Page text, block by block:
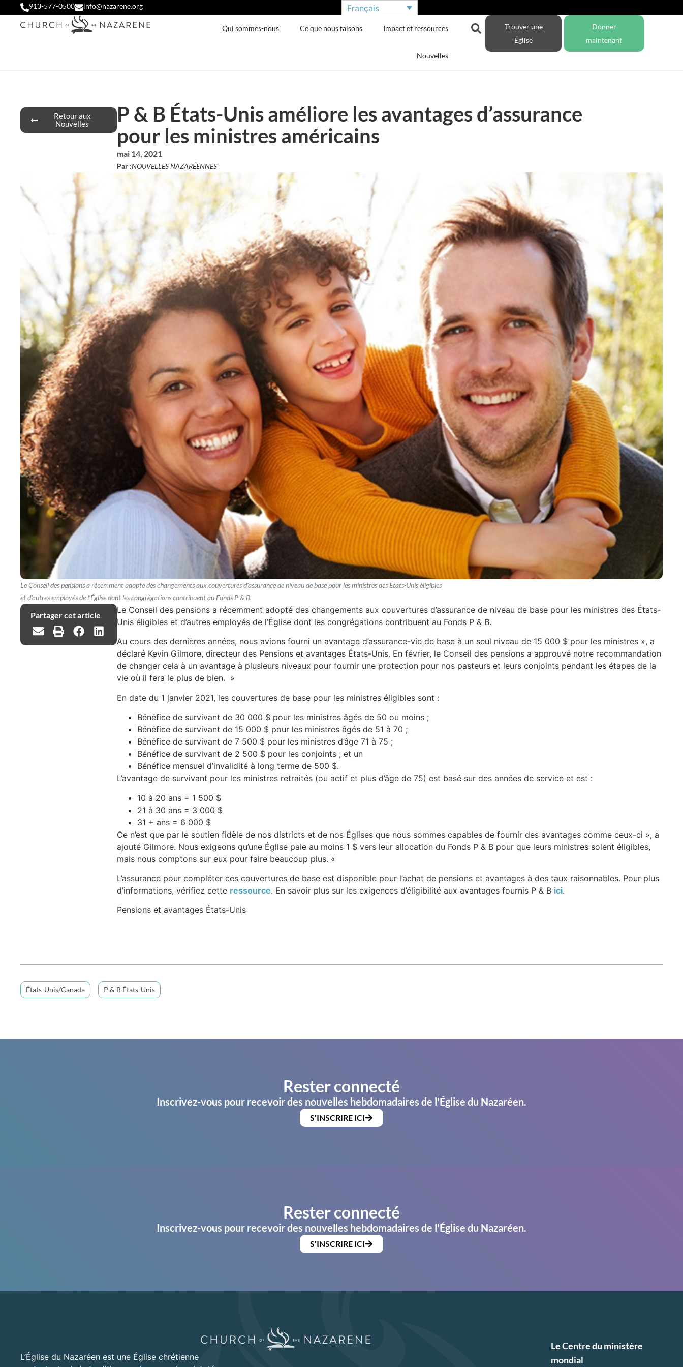
913-577-0500 info@nazarene.org Français
Qui sommes-nous Ce que nous faisons Impact et ressources
Nouvelles
Trouver une
Église
Donner
maintenant
Retour aux
Nouvelles
P & B États-Unis améliore les avantages d’assurance
pour les ministres américains
mai 14, 2021
Par :NOUVELLES NAZARÉENNES
Le Conseil des pensions a récemment adopté des changements aux couvertures d'assurance de niveau de base pour les ministres des États-Unis éligibles
et d'autres employés de l'Église dont les congrégations contribuent au Fonds P & B.
Partager cet article
Le Conseil des pensions a récemment adopté des changements aux couvertures d’assurance de niveau de base pour les ministres des États-
Unis éligibles et d’autres employés de l’Église dont les congrégations contribuent au Fonds P & B.
Au cours des dernières années, nous avions fourni un avantage d’assurance-vie de base à un seul niveau de 15 000 $ pour les ministres », a
déclaré Kevin Gilmore, directeur des Pensions et avantages États-Unis. En février, le Conseil des pensions a approuvé notre recommandation
de changer cela à un avantage à plusieurs niveaux pour fournir une protection pour nos pasteurs et leurs conjoints pendant les étapes de la
vie où il fera le plus de bien. »
En date du 1 janvier 2021, les couvertures de base pour les ministres éligibles sont :
Bénéfice de survivant de 30 000 $ pour les ministres âgés de 50 ou moins ;
Bénéfice de survivant de 15 000 $ pour les ministres âgés de 51 à 70 ;
Bénéfice de survivant de 7 500 $ pour les ministres d’âge 71 à 75 ;
Bénéfice de survivant de 2 500 $ pour les conjoints ; et un
Bénéfice mensuel d’invalidité à long terme de 500 $.
L’avantage de survivant pour les ministres retraités (ou actif et plus d’âge de 75) est basé sur des années de service et est :
10 à 20 ans = 1 500 $
21 à 30 ans = 3 000 $
31 + ans = 6 000 $
Ce n’est que par le soutien fidèle de nos districts et de nos Églises que nous sommes capables de fournir des avantages comme ceux-ci », a
ajouté Gilmore. Nous exigeons qu’une Église paie au moins 1 $ vers leur allocation du Fonds P & B pour que leurs ministres soient éligibles,
mais nous comptons sur eux pour faire beaucoup plus. «
L’assurance pour compléter ces couvertures de base est disponible pour l’achat de pensions et avantages à des taux raisonnables. Pour plus
d’informations, vérifiez cette ressource. En savoir plus sur les exigences d’éligibilité aux avantages fournis P & B ici.
Pensions et avantages États-Unis
États-Unis/Canada P & B États-Unis
Rester connecté
Inscrivez-vous pour recevoir des nouvelles hebdomadaires de l'Église du Nazaréen.
S'INSCRIRE ICI
Rester connecté
Inscrivez-vous pour recevoir des nouvelles hebdomadaires de l'Église du Nazaréen.
S'INSCRIRE ICI
L’Église du Nazaréen est une Église chrétienne
Le Centre du ministère
mondial